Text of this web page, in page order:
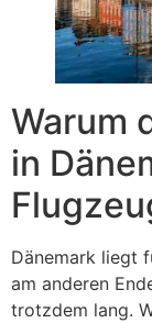
Warum
in
Dänemark liegt
am anderen
trotzdem lang.